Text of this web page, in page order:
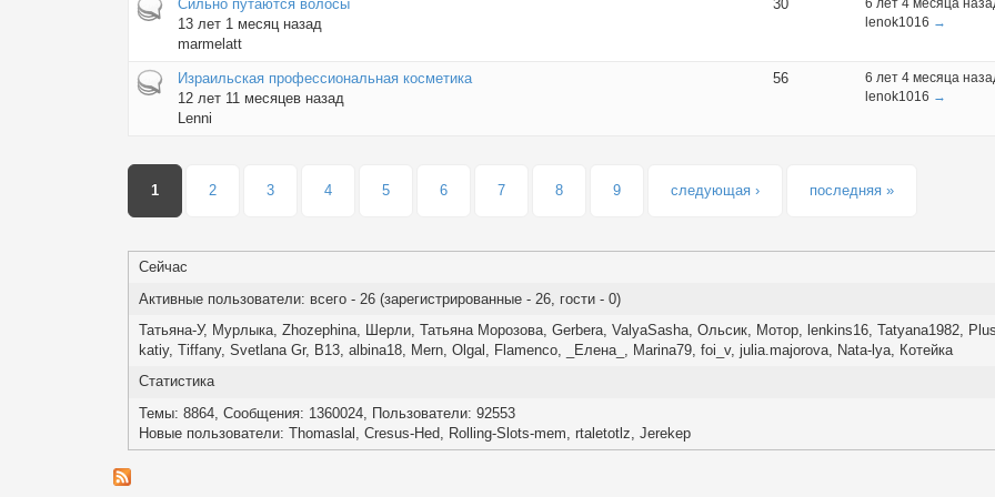
Горячая тема
Сильно путаются волосы
13 лет 1 месяц назад
marmelatt
30
6 лет 4 месяца
lenok1016 →
Горячая темаИзраильская профессиональная косметика
12 лет 11 месяцев назад
Lenni
56
6 лет 4 месяца
lenok1016 →
Страницы
1 2 3 4 5 6 7 8 9 следующая › последняя »
Сейчас
Активные пользователи: всего - 26 (зарегистрированные - 26, гости - 0)
Татьяна-У, Мурлыка ,Zhozephina Шерли ,Татьяна Морозова ,Gerbera ,ValyaSasha ,Ольсик Мотор lenkins16 ,Tatyana1982
katiy,Tiffany,Svetlana Gr, В13 ,albina18 Mern ,Olgal Flamenсo _Елена_ Marina79 ,foi_v,julia.majorova Nata-lya
Котейка
Статистика
Темы: 8864, Сообщения: 1360024, Пользователи: 92553
Новые пользователи:Thomaslal ,Cresus-Hed Rolling-Slots-mem ,rtaletotlz ,Jerekep